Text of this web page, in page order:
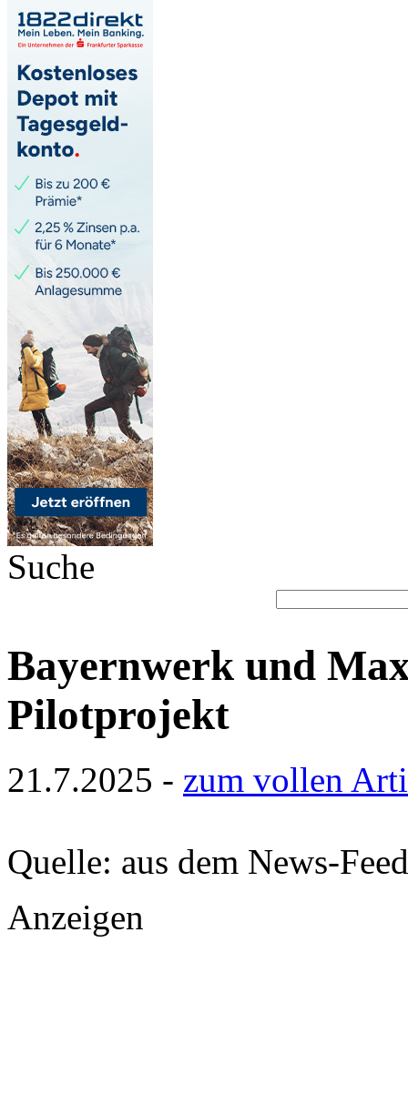
Suche
Bayernwerk und
Pilotprojekt
21.7.2025 - zum vollen
Quelle: aus dem News-
Anzeigen